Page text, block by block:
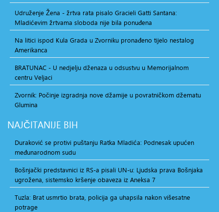
Udruženje Žena - žrtva rata pisalo Gracieli Gatti Santana:
Mladićevim žrtvama sloboda nije bila ponuđena
Na litici ispod Kula Grada u Zvorniku pronađeno tijelo nestalog
Amerikanca
BRATUNAC - U nedjelju dženaza u odsustvu u Memorijalnom
centru Veljaci
Zvornik: Počinje izgradnja nove džamije u povratničkom džematu
Glumina
NAJČITANIJE BIH
Duraković se protivi puštanju Ratka Mladića: Podnesak upućen
međunarodnom sudu
Bošnjački predstavnici iz RS-a pisali UN-u: Ljudska prava Bošnjaka
ugrožena, sistemsko kršenje obaveza iz Aneksa 7
Tuzla: Brat usmrtio brata, policija ga uhapsila nakon višesatne
potrage